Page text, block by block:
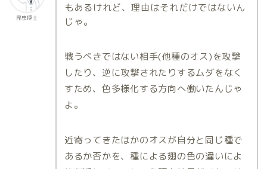
昆虫博士
もあるけれど、理由はそれだけではないん
じゃ。
戦うべきではない相手(他種のオス)を攻撃
したり、逆に攻撃されたりするムダをなく
すため、色多様化する方向へ働いたんじゃ
よ。
近寄ってきたほかのオスが自分と同じ種で
あるか否かを、種による翅の色の違いによ